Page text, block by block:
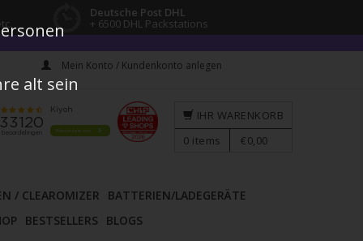
Deutsche Post DHL
+ 6500 DHL Packstations
Mein Konto / Kundenkonto anlegen
/ CLEAROMIZER
BATTERIEN/LADEGERÄTE
BESTSELLERS BLOGS
IHR WARENKORB
0 items €0,00
alt sein